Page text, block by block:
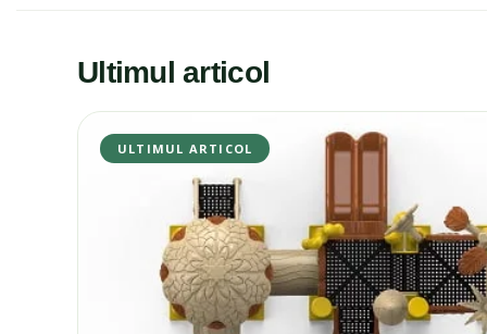
Ultimul articol
ULTIMUL ARTICOL